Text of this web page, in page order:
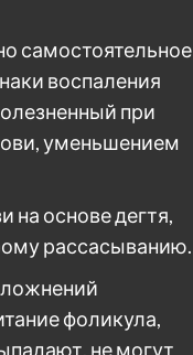
самостоятельное
воспаления
при
уменьшением
на основе дегтя,
рассасыванию.
фоликула,
не могут